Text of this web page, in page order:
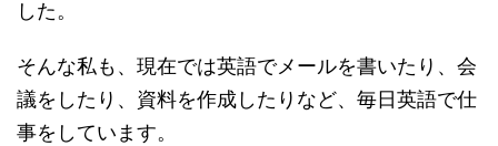
した。
そんな私も、現在では英語でメールを書いたり、会
議をしたり、資料を作成したりなど、毎日英語で仕
事をしています。